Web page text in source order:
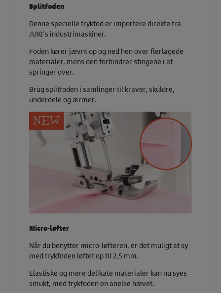
Splitfoden
Denne specielle trykfod er importere direkte fra
JUKI’s industrimaskiner.
Foden kører jævnt op og ned hen over flerlagede
materialer, mens den forhindrer stingene i at
springer over.
Brug splitfoden i samlinger til kraver, skuldre,
underdele og ærmer.
Micro-løfter
Når du benytter micro-løfteren, er det muligt at sy
med trykfoden løftet op til 2,5 mm.
Elastiske og mere delikate materialer kan nu syes
smukt, med trykfoden en anelse hævet.